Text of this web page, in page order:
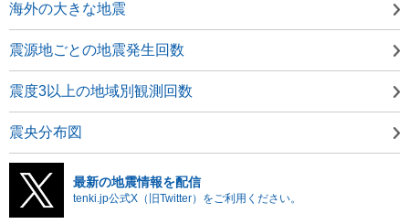
海外の大きな地震
震源地ごとの地震発生回数
震度3以上の地域別観測回数
震央分布図
最新の地震情報を配信
tenki.jp公式X（旧Twitter）をご利用ください。